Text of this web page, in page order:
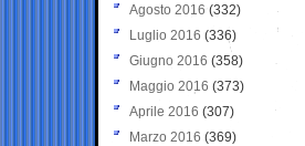
Agosto 2016 (332)
Luglio 2016 (336)
Giugno 2016 (358)
Maggio 2016 (373)
Aprile 2016 (307)
Marzo 2016 (369)